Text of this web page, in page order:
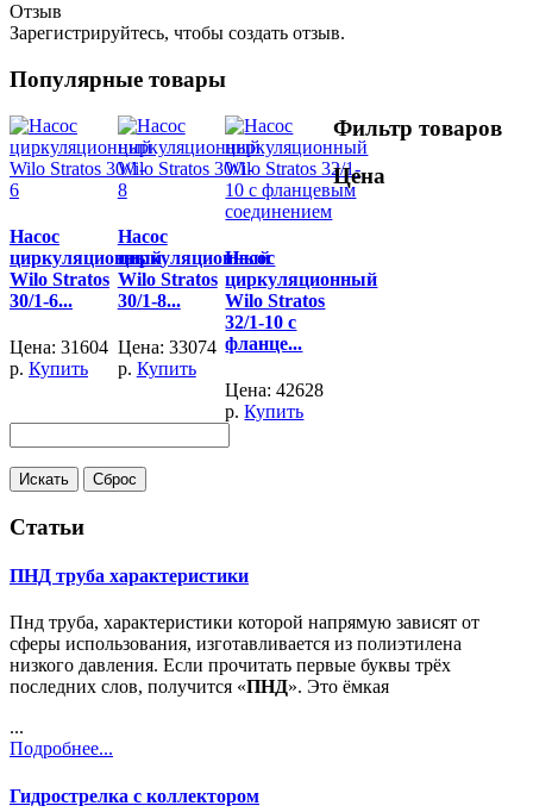
Отзыв
Зарегистрируйтесь, чтобы создать отзыв.
Популярные товары
Насос
циркуляционный
Wilo Stratos
30/1-6...
Цена: 31604
р. Купить
Насос
циркуляционный
Wilo Stratos
30/1-8...
Цена: 33074
р. Купить
Насос
циркуляционный
Wilo Stratos
32/1-10 с
фланце...
Цена: 42628
р. Купить
Фильтр товаров
Цена
Статьи
ПНД труба характеристики
Пнд труба, характеристики которой напрямую зависят от
сферы использования, изготавливается из полиэтилена
низкого давления. Если прочитать первые буквы трёх
последних слов, получится «ПНД». Это ёмкая
...
Подробнее...
Гидрострелка с коллектором